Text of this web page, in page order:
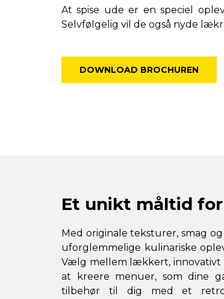
At spise ude er en speciel
Selvfølgelig vil de også nyde
DOWNLOAD BROCHUREN
Et unikt måltid
Med originale teksturer, smag
uforglemmelige kulinariske
Vælg mellem lækkert, innovativt
at kreere menuer, som dine
tilbehør til dig med et